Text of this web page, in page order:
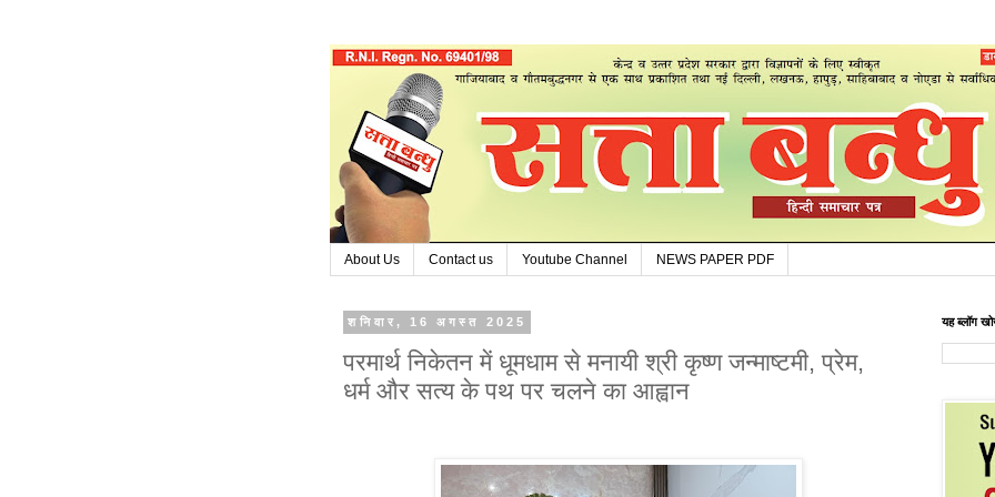
About Us Contact us Youtube Channel NEWS PAPER PDF
शनिवार, 16 अगस्त 2025
परमार्थ निकेतन में धूमधाम से मनायी श्री कृष्ण जन्माष्टमी, प्रेम,
धर्म और सत्य के पथ पर चलने का आह्वान
यह ब्लॉग